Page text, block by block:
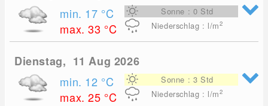
min. 17 °C
max. 33 °C
Sonne : 0 Std
Niederschlag : l/m2
Dienstag, 11 Aug 2026
min. 12 °C
max. 25 °C
Sonne : 3 Std
Niederschlag : l/m2